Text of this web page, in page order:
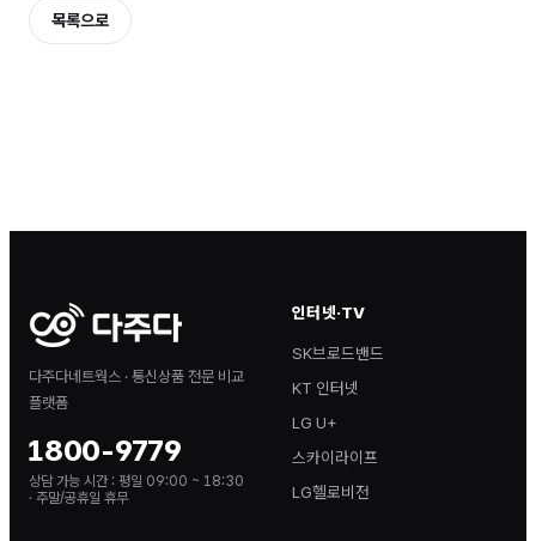
목록으로
다주다네트웍스 · 통신상품 전문 비교
플랫폼
1800-9779
상담 가능 시간 : 평일 09:00 ~ 18:30
· 주말/공휴일 휴무
인터넷·TV
SK브로드밴드
KT 인터넷
LG U+
스카이라이프
LG헬로비전